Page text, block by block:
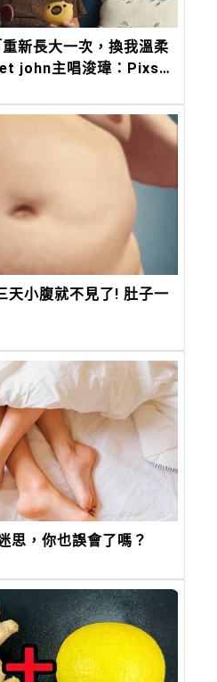
新長大一次，換我溫柔
john主唱浚瑋：Pixsee
天小腹就不見了! 肚子一
思，你也誤會了嗎？